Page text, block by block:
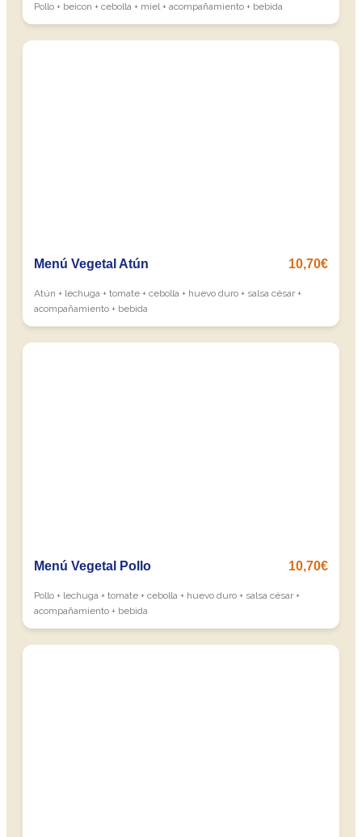
Pollo + beicon + cebolla + miel + acompañamiento + bebida
Menú Vegetal Atún 10,70€
Atún + lechuga + tomate + cebolla + huevo duro + salsa césar +
acompañamiento + bebida
Menú Vegetal Pollo 10,70€
Pollo + lechuga + tomate + cebolla + huevo duro + salsa césar +
acompañamiento + bebida